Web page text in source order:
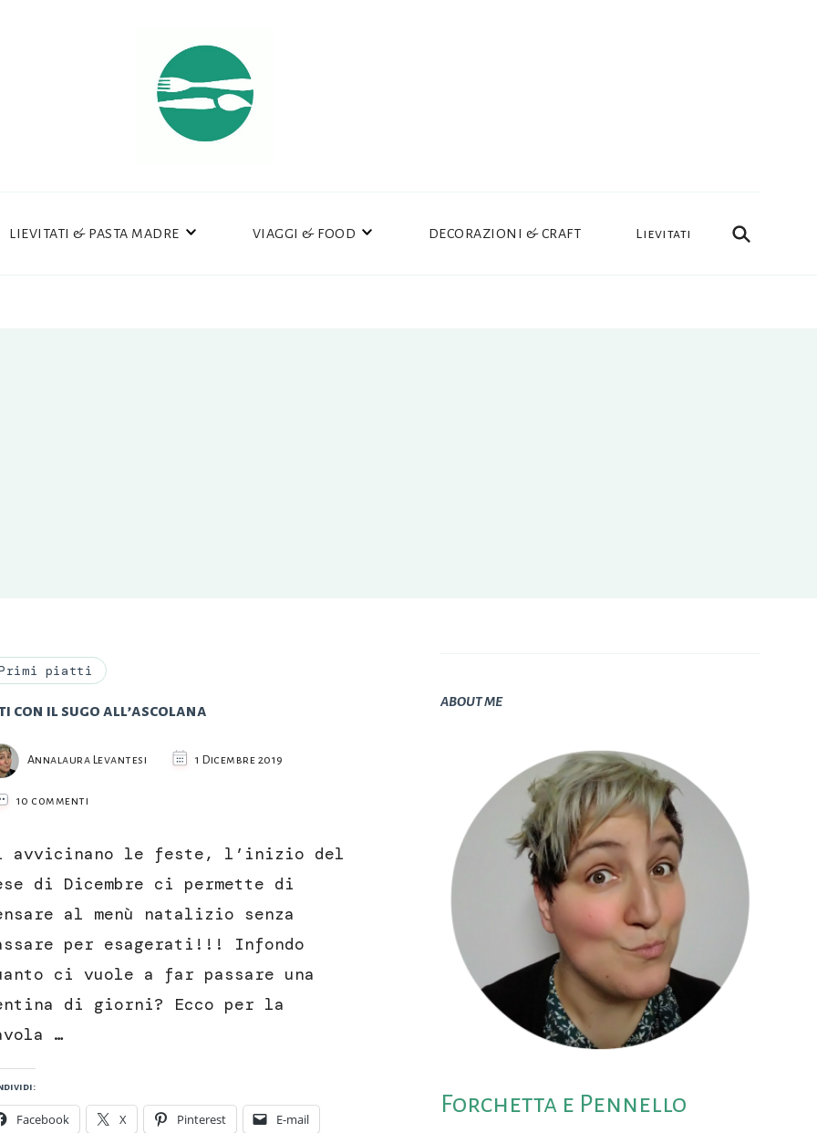
LIEVITATI & PASTA MADRE VIAGGI & FOOD DECORAZIONI & CRAFT Lievitati
piatti
con il sugo all’ascolana
Annalaura Levantesi 1 Dicembre 2019
10 commenti
il
sugo
avvicinano le feste, l’inizio del
di Dicembre ci permette di
al menù natalizio senza
per esagerati!!! Infondo
ci vuole a far passare una
di giorni? Ecco per la
…
Facebook X Pinterest E-mail
ABOUT ME
Forchetta e Pennello